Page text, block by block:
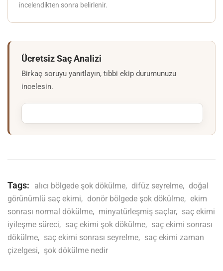
incelendikten sonra belirlenir.
Ücretsiz Saç Analizi
Birkaç soruyu yanıtlayın, tıbbi ekip durumunuzu
incelesin.
Tags: alıcı bölgede şok dökülme, difüz seyrelme, doğal
görünümlü saç ekimi, donör bölgede şok dökülme, ekim
sonrası normal dökülme, minyatürleşmiş saçlar, saç ekimi
iyileşme süreci, saç ekimi şok dökülme, saç ekimi sonrası
dökülme, saç ekimi sonrası seyrelme, saç ekimi zaman
çizelgesi, şok dökülme nedir